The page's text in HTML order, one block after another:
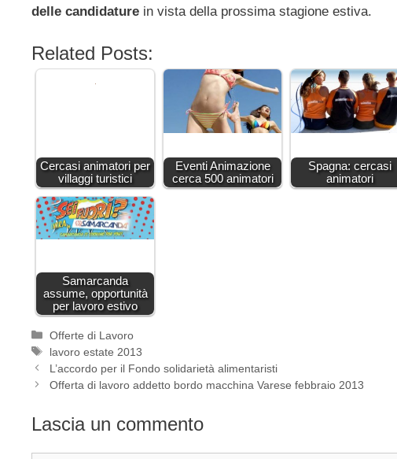
delle candidature in vista della prossima stagione estiva.
Related Posts:
Cercasi animatori per
villaggi turistici
Eventi Animazione
cerca 500 animatori
Spagna: cercasi
animatori
Samarcanda
assume, opportunità
per lavoro estivo
Categorie
Offerte di Lavoro
Tag
lavoro estate 2013
L’accordo per il Fondo solidarietà alimentaristi
Offerta di lavoro addetto bordo macchina Varese febbraio 2013
Lascia un commento